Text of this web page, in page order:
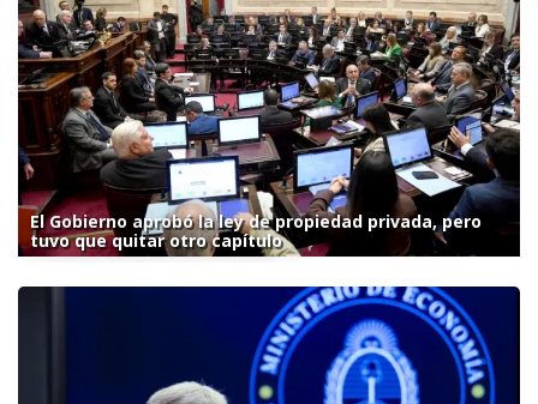
El Gobierno aprobó la ley de propiedad privada, pero
tuvo que quitar otro capítulo